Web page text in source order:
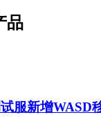
品
服新增WASD